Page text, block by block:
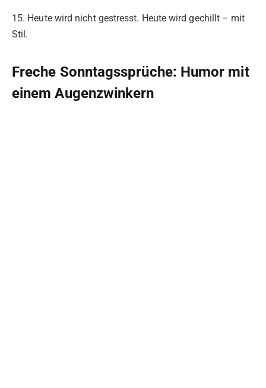
15. Heute wird nicht gestresst. Heute wird gechillt – mit
Stil.
Freche Sonntagssprüche: Humor mit
einem Augenzwinkern